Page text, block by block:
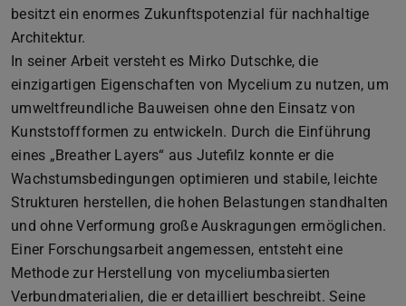
besitzt ein enormes Zukunftspotenzial für nachhaltige
Architektur.
In seiner Arbeit versteht es Mirko Dutschke, die
einzigartigen Eigenschaften von Mycelium zu nutzen, um
umweltfreundliche Bauweisen ohne den Einsatz von
Kunststoffformen zu entwickeln. Durch die Einführung
eines „Breather Layers“ aus Jutefilz konnte er die
Wachstumsbedingungen optimieren und stabile, leichte
Strukturen herstellen, die hohen Belastungen standhalten
und ohne Verformung große Auskragungen ermöglichen.
Einer Forschungsarbeit angemessen, entsteht eine
Methode zur Herstellung von myceliumbasierten
Verbundmaterialien, die er detailliert beschreibt. Seine